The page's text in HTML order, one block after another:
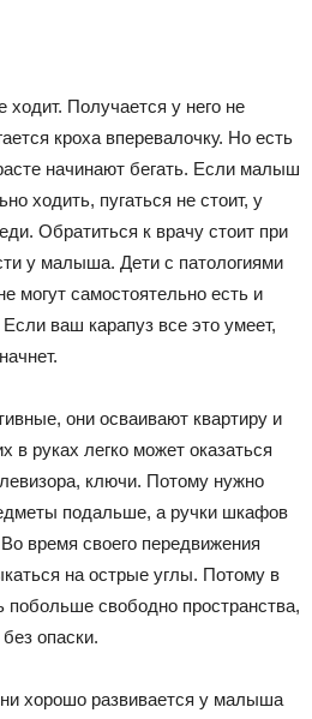
ходит. Получается у него не
кроха вперевалочку. Но есть
начинают бегать. Если малыш
ходить, пугаться не стоит, у
Обратиться к врачу стоит при
у малыша. Дети с патологиями
могут самостоятельно есть и
ваш карапуз все это умеет,
они осваивают квартиру и
в руках легко может оказаться
ключи. Потому нужно
подальше, а ручки шкафов
время своего передвижения
на острые углы. Потому в
побольше свободно пространства,
опаски.
хорошо развивается у малыша